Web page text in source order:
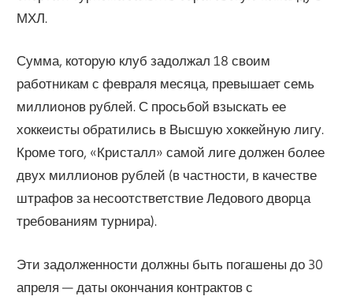
МХЛ.
Сумма, которую клуб задолжал 18 своим
работникам с февраля месяца, превышает семь
миллионов рублей. С просьбой взыскать ее
хоккеисты обратились в Высшую хоккейную лигу.
Кроме того, «Кристалл» самой лиге должен более
двух миллионов рублей (в частности, в качестве
штрафов за несоотстветствие Ледового дворца
требованиям турнира).
Эти задолженности должны быть погашены до 30
апреля — даты окончания контрактов с